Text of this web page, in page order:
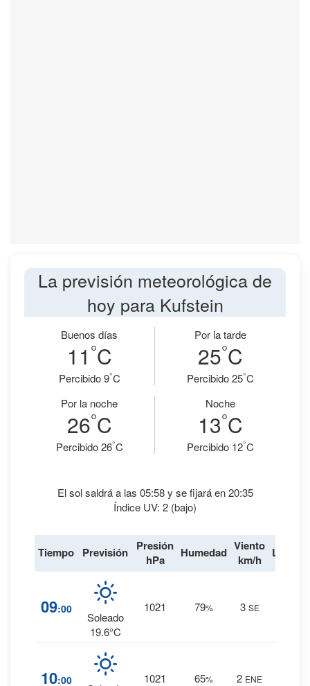
La previsión meteorológica de
hoy para Kufstein
Buenos días
11 °C
Percibido 9°C
Por la tarde
25°C
Percibido 25°C
Por la noche
26°C
Percibido 26°C
Noche
13°C
Percibido 12°C
El sol saldrá a las 05:58 y se fijará en 20:35
Índice UV: 2 (bajo)
Tiempo Previsión Presión
hPa
Humedad Viento
km/h
Lluvia
09:00
Soleado
19.6°C
1021 79% 3 SE
10:00 1021 65% 2 ENE